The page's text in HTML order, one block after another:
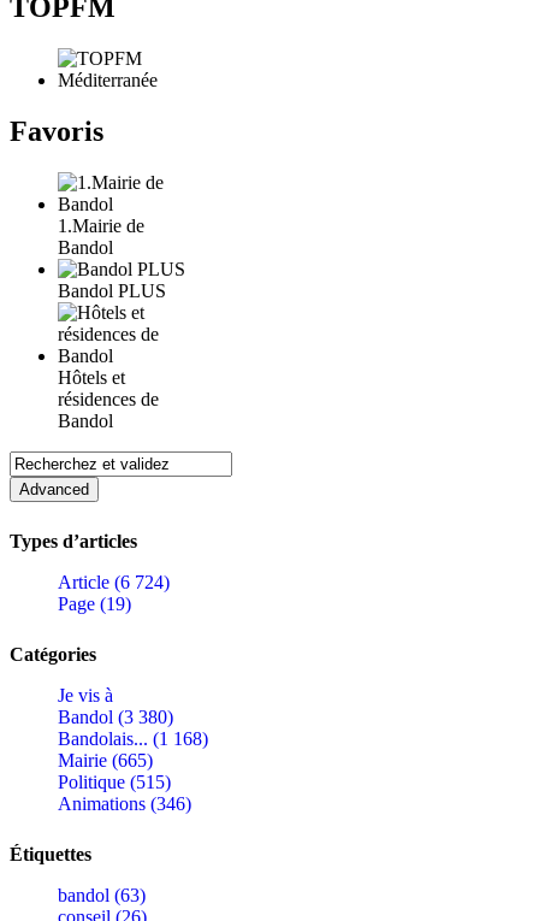
TOPFM
Favoris
1.Mairie de
Bandol
Bandol PLUS
Hôtels et
résidences de
Bandol
Types d’articles
Article (6 724)
Page (19)
Catégories
Je vis à
Bandol (3 380)
Bandolais... (1 168)
Mairie (665)
Politique (515)
Animations (346)
Étiquettes
bandol (63)
conseil (26)